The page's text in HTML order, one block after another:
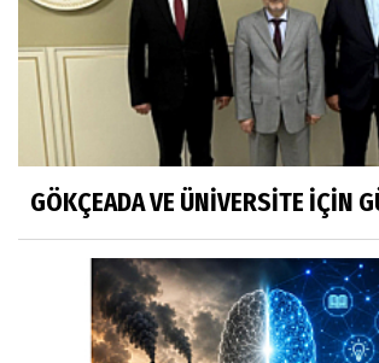
GÖKÇEADA VE ÜNİVERSİTE İÇİN